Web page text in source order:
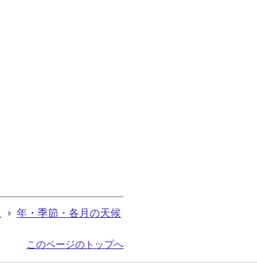
年・季節・各月の天候
このページのトップへ